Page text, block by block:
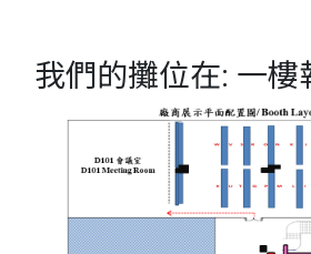
我們的攤位在: 一樓